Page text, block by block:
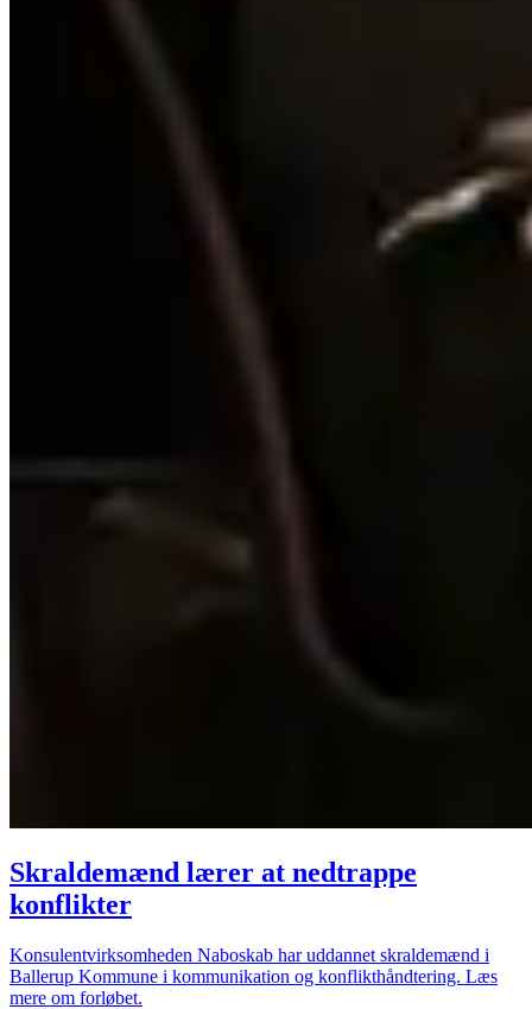
Skraldemænd lærer at nedtrappe
konflikter
Konsulentvirksomheden Naboskab har uddannet skraldemænd i
Ballerup Kommune i kommunikation og konflikthåndtering. Læs
mere om forløbet.